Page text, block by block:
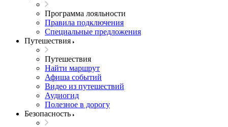
Программа лояльности
Правила подключения
Специальные предложения
Путешествия
Путешествия
Найти маршрут
Афиша событий
Видео из путешествий
Аудиогид
Полезное в дорогу
Безопасность